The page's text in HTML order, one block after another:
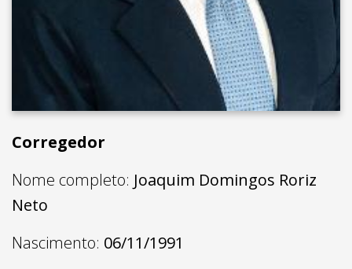
Corregedor
Nome completo: Joaquim Domingos Roriz
Neto
Nascimento: 06/11/1991